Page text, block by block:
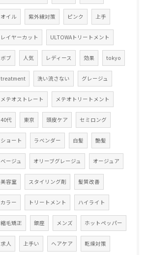
オイル 紫外線対策 ピンク 上手
レイヤーカット ULTOWAトリートメント
ボブ 人気 レディース 効果 tokyo
treatment 洗い流さない グレージュ
メテオストレート メテオトリートメント
40代 東京 頭皮ケア セミロング
ショート ラベンダー 白髪 艶髪
ベージュ オリーブグレージュ オージュア
美容室 スタイリング剤 髪質改善
カラー トリートメント ハイライト
縮毛矯正 銀座 メンズ ホットペッパー
求人 上手い ヘアケア 乾燥対策